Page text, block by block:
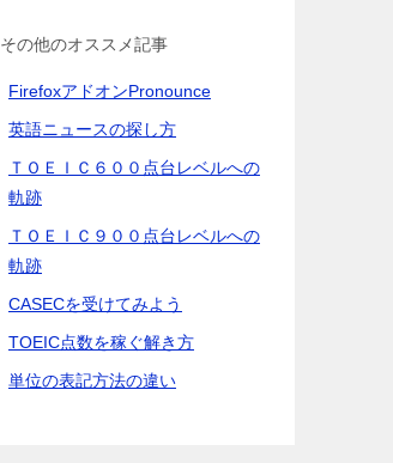
の他のオススメ記事
FirefoxアドオンPronounce
英語ニュースの探し方
ＴＯＥＩＣ６００点台レベルへの
軌跡
ＴＯＥＩＣ９００点台レベルへの
軌跡
CASECを受けてみよう
TOEIC点数を稼ぐ解き方
単位の表記方法の違い